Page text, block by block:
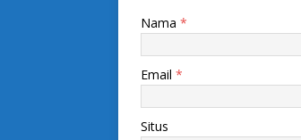
Nama *
Email *
Situs